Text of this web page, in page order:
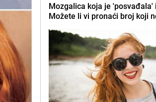
Mozgalica koja je 'posvađala'
Možete li vi pronaći broj koji